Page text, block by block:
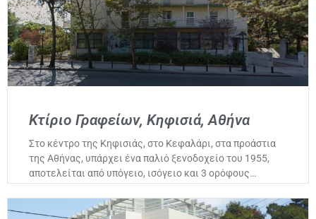
Κτίριο Γραφείων, Κηφισιά, Αθήνα
Στο κέντρο της Κηφισιάς, στο Κεφαλάρι, στα προάστια
της Αθήνας, υπάρχει ένα παλιό ξενοδοχείο του 1955,
αποτελείται από υπόγειο, ισόγειο και 3 ορόφους…